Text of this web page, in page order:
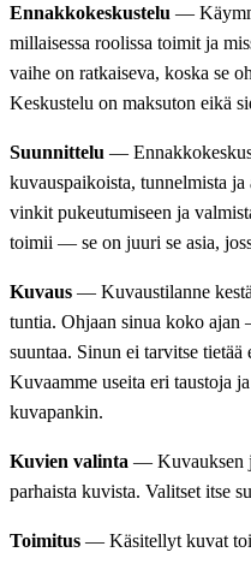
Ennakkokeskustelu —
millaisessa roolissa toimit ja
vaihe on ratkaiseva, koska se
Keskustelu on maksuton eikä
Suunnittelu —
kuvauspaikoista, tunnelmista ja
vinkit pukeutumiseen ja
toimii — se on juuri se asia,
Kuvaus — Kuvaustilanne
tuntia. Ohjaan sinua koko ajan
suuntaa. Sinun ei tarvitse
Kuvaamme useita eri taustoja
kuvapankin.
Kuvien valinta — Kuvauksen
parhaista kuvista. Valitset itse
Toimitus — Käsitellyt kuvat